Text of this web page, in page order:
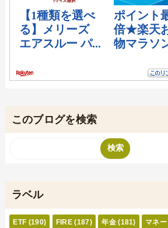
このブログを検索
ラベル
ETF (190) FIRE (187) 年金 (181) マネ